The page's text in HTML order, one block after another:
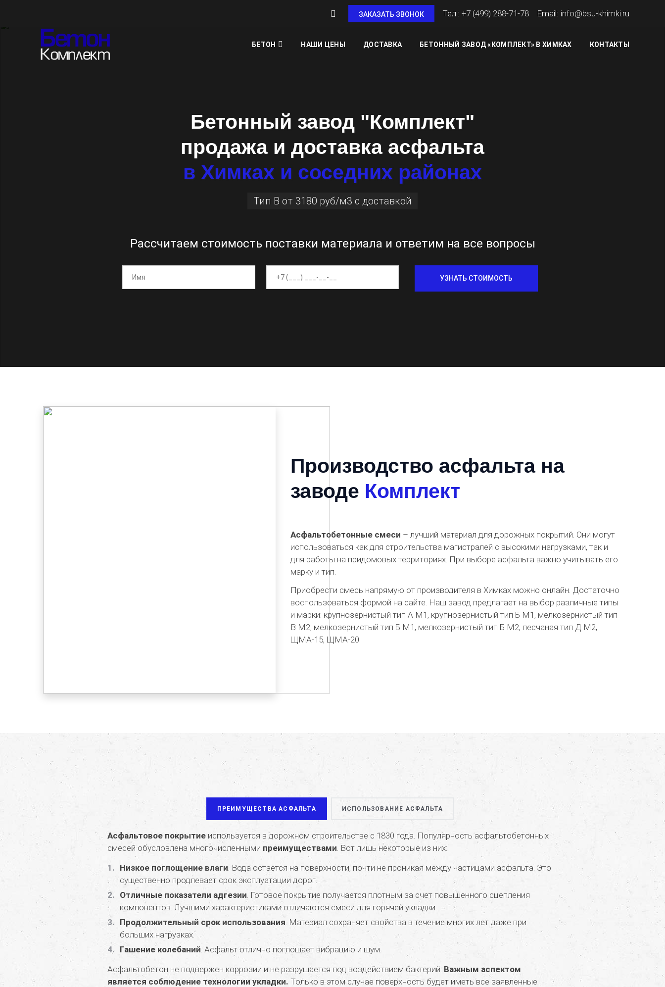
ЗАКАЗАТЬ ЗВОНОК Тел.: +7 (499) 288-71-78 Email: info@bsu-khimki.ru
БЕТОН НАШИ ЦЕНЫ ДОСТАВКА БЕТОННЫЙ ЗАВОД «КОМПЛЕКТ» В ХИМКАХ КОНТАКТЫ
Бетонный завод "Комплект"
продажа и доставка асфальта
в Химках и соседних районах
Тип В от 3180 руб/м3 с доставкой
Рассчитаем стоимость поставки материала и ответим на все вопросы
Производство асфальта на
заводе Комплект
Асфальтобетонные смеси – лучший материал для дорожных покрытий. Они могут
использоваться как для строительства магистралей с высокими нагрузками, так и
для работы на придомовых территориях. При выборе асфальта важно учитывать его
марку и тип.
Приобрести смесь напрямую от производителя в Химках можно онлайн. Достаточно
воспользоваться формой на сайте. Наш завод предлагает на выбор различные типы
и марки: крупнозернистый тип А М1, крупнозернистый тип Б М1, мелкозернистый тип
В М2, мелкозернистый тип Б М1, мелкозернистый тип Б М2, песчаная тип Д М2,
ЩМА-15, ЩМА-20.
ПРЕИМУЩЕСТВА АСФАЛЬТА ИСПОЛЬЗОВАНИЕ АСФАЛЬТА
Асфальтовое покрытие используется в дорожном строительстве с 1830 года. Популярность асфальтобетонных
смесей обусловлена многочисленными преимуществами . Вот лишь некоторые из них:
Низкое поглощение влаги . Вода остается на поверхности, почти не проникая между частицами асфальта. Это
существенно продлевает срок эксплуатации дорог.
Отличные показатели адгезии . Готовое покрытие получается плотным за счет повышенного сцепления
компонентов. Лучшими характеристиками отличаются смеси для горячей укладки.
Продолжительный срок использования . Материал сохраняет свойства в течение многих лет даже при
больших нагрузках.
Гашение колебаний . Асфальт отлично поглощает вибрацию и шум.
Асфальтобетон не подвержен коррозии и не разрушается под воздействием бактерий. Важным аспектом
является соблюдение технологии укладки. Только в этом случае поверхность будет иметь все заявленные